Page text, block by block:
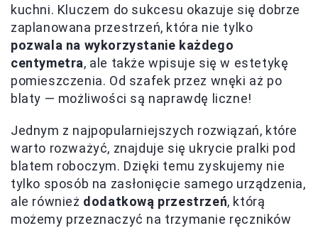
kuchni. Kluczem do sukcesu okazuje się dobrze
zaplanowana przestrzeń, która nie tylko
pozwala na wykorzystanie każdego
centymetra, ale także wpisuje się w estetykę
pomieszczenia. Od szafek przez wnęki aż po
blaty — możliwości są naprawdę liczne!
Jednym z najpopularniejszych rozwiązań, które
warto rozważyć, znajduje się ukrycie pralki pod
blatem roboczym. Dzięki temu zyskujemy nie
tylko sposób na zasłonięcie samego urządzenia,
ale również dodatkową przestrzeń, którą
możemy przeznaczyć na trzymanie ręczników